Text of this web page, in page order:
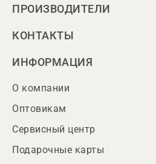
ПРОИЗВОДИТЕЛИ
КОНТАКТЫ
ИНФОРМАЦИЯ
О компании
Оптовикам
Сервисный центр
Подарочные карты